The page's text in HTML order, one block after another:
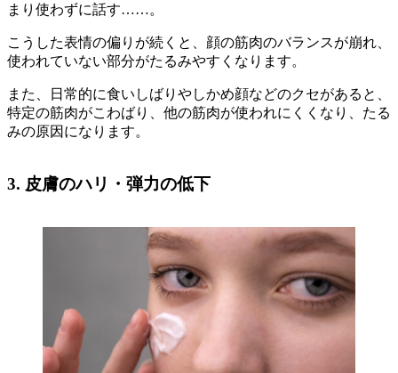
まり使わずに話す……。
こうした表情の偏りが続くと、顔の筋肉のバランスが崩れ、
使われていない部分がたるみやすくなります。
また、日常的に食いしばりやしかめ顔などのクセがあると、
特定の筋肉がこわばり、他の筋肉が使われにくくなり、たる
みの原因になります。
3. 皮膚のハリ・弾力の低下